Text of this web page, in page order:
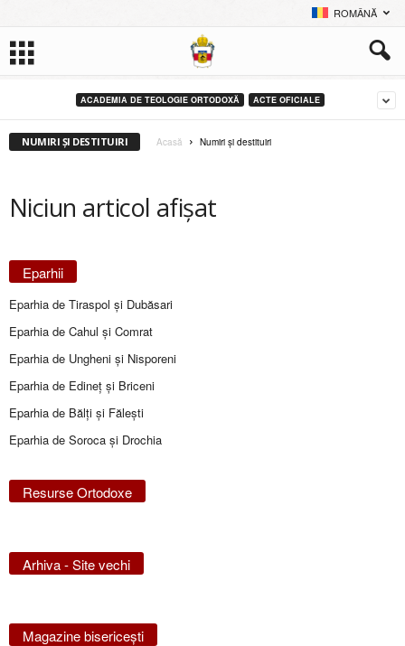
ROMÂNĂ
ACADEMIA DE TEOLOGIE ORTODOXĂ ACTE OFICIALE
NUMIRI ȘI DESTITUIRI Acasă Numiri și destituiri
Niciun articol afișat
Eparhii
Eparhia de Tiraspol și Dubăsari
Eparhia de Cahul și Comrat
Eparhia de Ungheni și Nisporeni
Eparhia de Edineţ şi Briceni
Eparhia de Bălţi şi Făleşti
Eparhia de Soroca și Drochia
Resurse Ortodoxe
Arhiva - Site vechi
Magazine bisericeşti